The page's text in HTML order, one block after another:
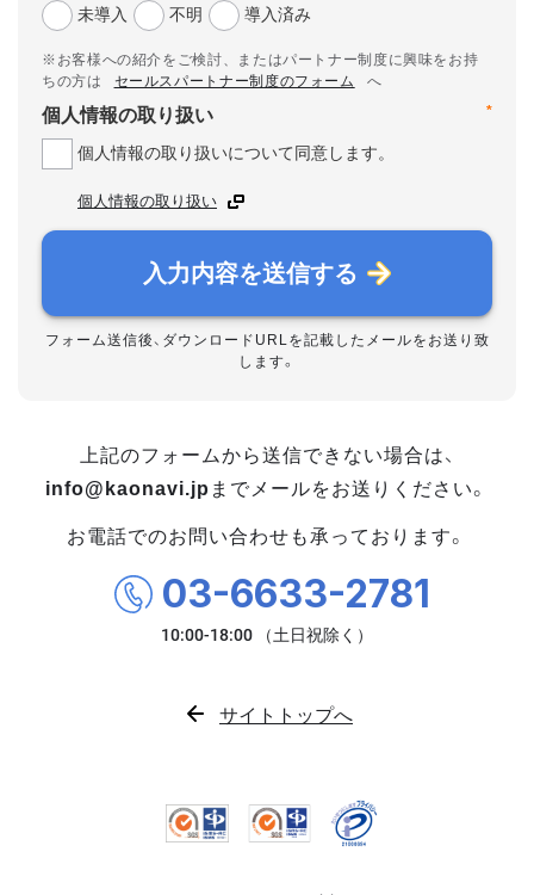
未導入
不明 導入済み
※お客様への紹介をご検討、またはパートナー制度に興味をお持
ちの方は
セールスパートナー制度のフォーム
へ
*
個人情報の取り扱い
個人情報の取り扱いについて同意します。
個人情報の取り扱い
入力内容を送信する
フォーム送信後、ダウンロードURLを記載したメールをお送り致
します。
上記のフォームから送信できない場合は、
info@kaonavi.jp までメールをお送りください。
お電話でのお問い合わせも承っております。
03-6633-2781
サイトトップへ